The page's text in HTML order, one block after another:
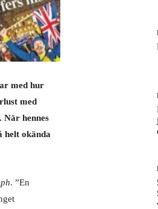
med hur
med
När hennes
helt okända
. ”En